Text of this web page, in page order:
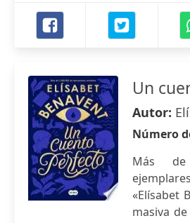
Un
Autor:
Número
Más de
«Elísabet
masiva